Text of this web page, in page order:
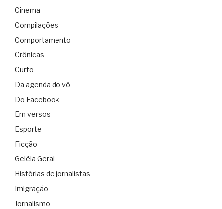
Cinema
Compilações
Comportamento
Crônicas
Curto
Da agenda do vô
Do Facebook
Em versos
Esporte
Ficção
Geléia Geral
Histórias de jornalistas
Imigração
Jornalismo